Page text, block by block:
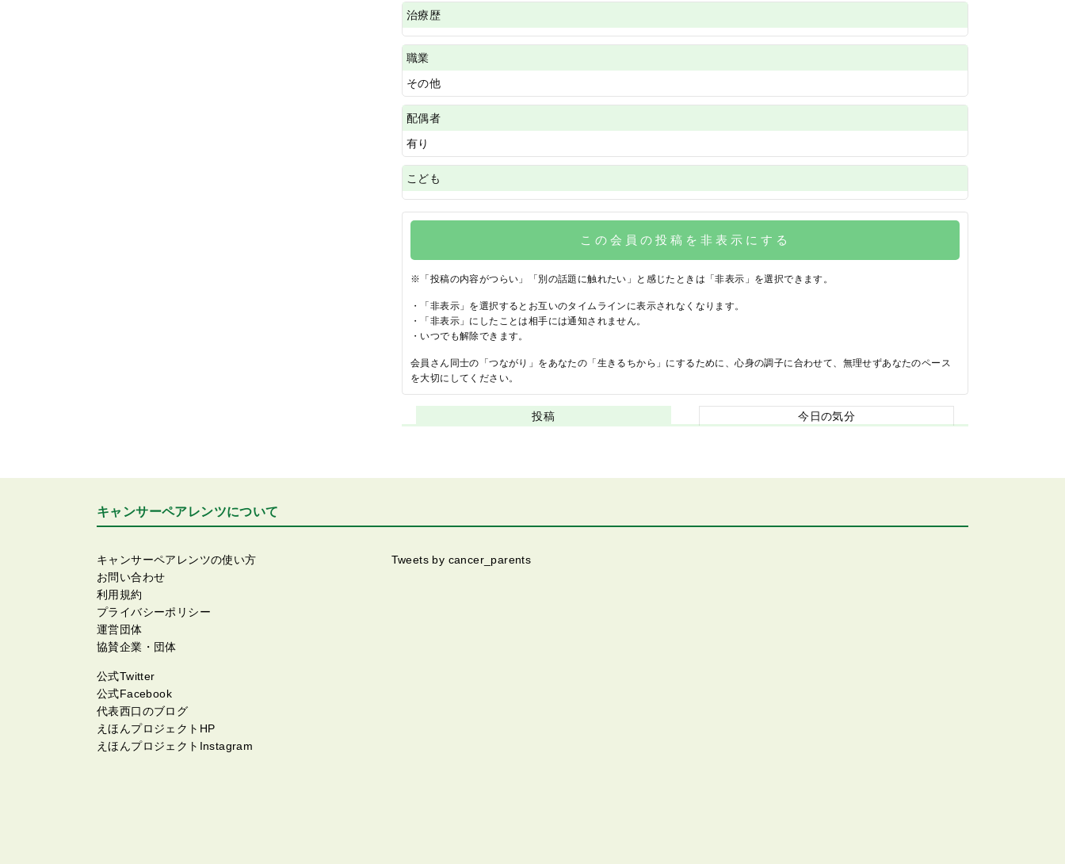
治療歴
職業
その他
配偶者
有り
こども
この会員の投稿を非表示にする
※「投稿の内容がつらい」「別の話題に触れたい」と感じたときは「非表示」を選択できます。
・「非表示」を選択するとお互いのタイムラインに表示されなくなります。
・「非表示」にしたことは相手には通知されません。
・いつでも解除できます。
会員さん同士の「つながり」をあなたの「生きるちから」にするために、心身の調子に合わせて、無理せずあなたのペース
を大切にしてください。
投稿 今日の気分
キャンサーペアレンツについて
キャンサーペアレンツの使い方
お問い合わせ
利用規約
プライバシーポリシー
運営団体
協賛企業・団体
公式Twitter
公式Facebook
代表西口のブログ
えほんプロジェクトHP
えほんプロジェクトInstagram
Tweets by cancer_parents